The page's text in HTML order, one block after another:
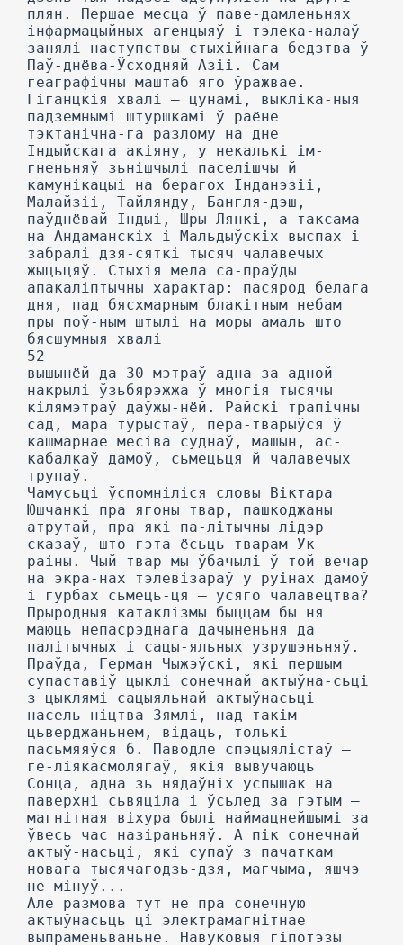
плян. Першае месца ў паве-дамленьнях
інфармацыйных агенцыяў і тэлека-налаў
занялі наступствы стыхійнага бедзтва ў
Паў-днёва-Ўсходняй Азіі. Сам
геаграфічны маштаб яго ўражвае.
Гіганцкія хвалі — цунамі, выкліка-ныя
падземнымі штуршкамі ў раёне
тэктанічна-га разлому на дне
Індыйскага акіяну, у некалькі ім-
гненьняў зьнішчылі паселішчы й
камунікацыі на берагох Інданэзіі,
Малайзіі, Тайлянду, Бангля-дэш,
паўднёвай Індыі, Шры-Лянкі, а таксама
на Андаманскіх і Мальдыўскіх выспах і
забралі дзя-сяткі тысяч чалавечых
жыцьцяў. Стыхія мела са-праўды
апакаліптычны характар: пасярод белага
дня, пад бясхмарным блакітным небам
пры поў-ным штылі на моры амаль што
бясшумныя хвалі
52
вышынёй да 30 мэтраў адна за адной
накрылі ўзьбярэжжа ў многія тысячы
кілямэтраў даўжы-нёй. Райскі трапічны
сад, мара турыстаў, пера-тварыўся ў
кашмарнае месіва суднаў, машын, ас-
кабалкаў дамоў, сьмецьця й чалавечых
трупаў.
Чамусьці ўспомніліся словы Віктара
Юшчанкі пра ягоны твар, пашкоджаны
атрутай, пра які па-літычны лідэр
сказаў, што гэта ёсьць тварам Ук-
раіны. Чый твар мы ўбачылі ў той вечар
на экра-нах тэлевізараў у руінах дамоў
і гурбах сьмець-ця — усяго чалавецтва?
Прыродныя катаклізмы быццам бы ня
маюць непасрэднага дачыненьня да
палітычных і сацы-яльных узрушэньняў.
Праўда, Герман Чыжэўскі, які першым
супаставіў цыклі сонечнай актыўна-сьці
з цыклямі сацыяльнай актыўнасьці
насель-ніцтва Зямлі, над такім
цьверджаньнем, відаць, толькі
пасьмяяўся б. Паводле спэцыялістаў —
ге-ліякасмолягаў, якія вывучаюць
Сонца, адна зь нядаўніх успышак на
паверхні сьвяціла і ўсьлед за гэтым —
магнітная віхура былі наймацнейшымі за
ўвесь час назіраньняў. А пік сонечнай
актыў-насьці, які супаў з пачаткам
новага тысячагодзь-дзя, магчыма, яшчэ
не мінуў...
Але размова тут не пра сонечную
актыўнасьць ці электрамагнітнае
выпраменьваньне. Навуковыя гіпотэзы